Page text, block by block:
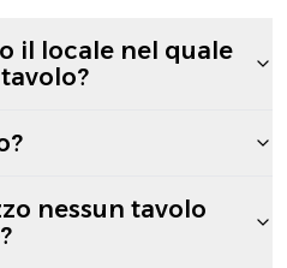
il locale nel quale
nessun tavolo